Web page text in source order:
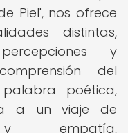
Piel', nos ofrece
distintas,
y
del
poética,
a un viaje de
y empatía,